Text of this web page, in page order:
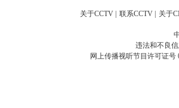
关于CCTV 联系CCTV 关于
违法和不良
网上传播视听节目许可证号